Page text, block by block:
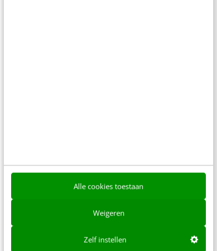
Alle cookies toestaan
Weigeren
Zelf instellen
Kees-Jan Dijkstra· 14 jaar geleden